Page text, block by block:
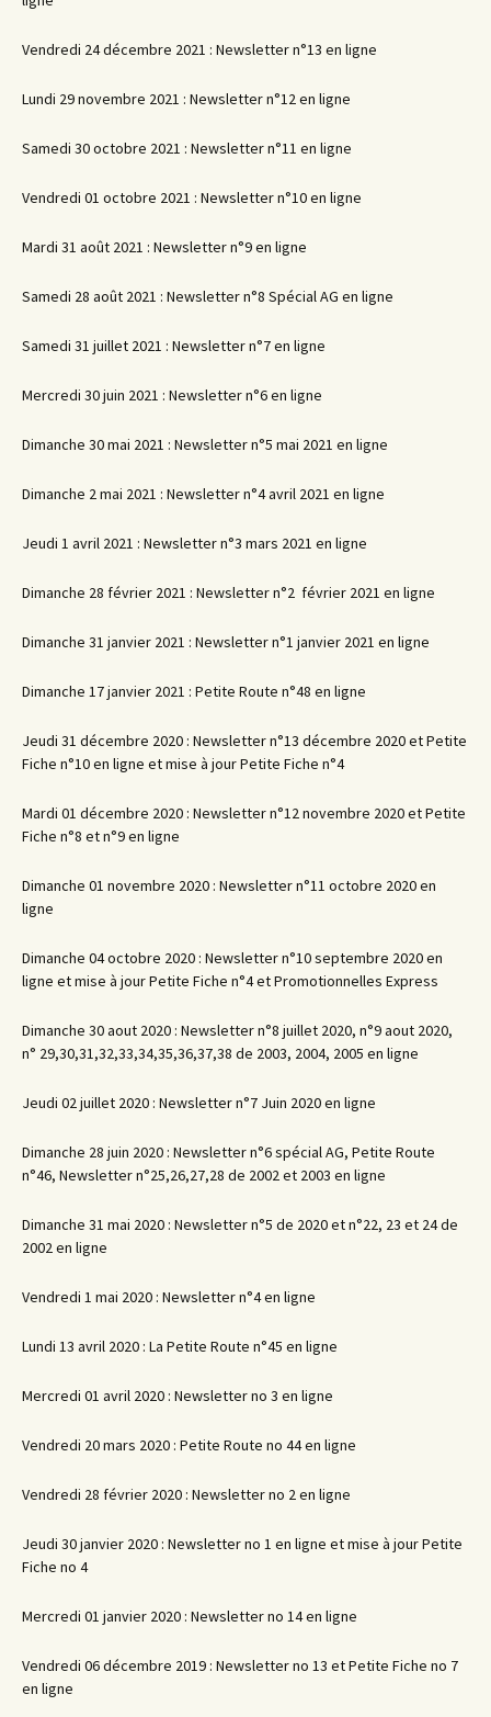
Vendredi 24 décembre 2021 : Newsletter n°13 en ligne
Lundi 29 novembre 2021 : Newsletter n°12 en ligne
Samedi 30 octobre 2021 : Newsletter n°11 en ligne
Vendredi 01 octobre 2021 : Newsletter n°10 en ligne
Mardi 31 août 2021 : Newsletter n°9 en ligne
Samedi 28 août 2021 : Newsletter n°8 Spécial AG en ligne
Samedi 31 juillet 2021 : Newsletter n°7 en ligne
Mercredi 30 juin 2021 : Newsletter n°6 en ligne
Dimanche 30 mai 2021 : Newsletter n°5 mai 2021 en ligne
Dimanche 2 mai 2021 : Newsletter n°4 avril 2021 en ligne
Jeudi 1 avril 2021 : Newsletter n°3 mars 2021 en ligne
Dimanche 28 février 2021 : Newsletter n°2 février 2021 en ligne
Dimanche 31 janvier 2021 : Newsletter n°1 janvier 2021 en ligne
Dimanche 17 janvier 2021 : Petite Route n°48 en ligne
Jeudi 31 décembre 2020 : Newsletter n°13 décembre 2020 et Petite
Fiche n°10 en ligne et mise à jour Petite Fiche n°4
Mardi 01 décembre 2020 : Newsletter n°12 novembre 2020 et Petite
Fiche n°8 et n°9 en ligne
Dimanche 01 novembre 2020 : Newsletter n°11 octobre 2020 en
ligne
Dimanche 04 octobre 2020 : Newsletter n°10 septembre 2020 en
ligne et mise à jour Petite Fiche n°4 et Promotionnelles Express
Dimanche 30 aout 2020 : Newsletter n°8 juillet 2020, n°9 aout 2020,
n° 29,30,31,32,33,34,35,36,37,38 de 2003, 2004, 2005 en ligne
Jeudi 02 juillet 2020 : Newsletter n°7 Juin 2020 en ligne
Dimanche 28 juin 2020 : Newsletter n°6 spécial AG, Petite Route
n°46, Newsletter n°25,26,27,28 de 2002 et 2003 en ligne
Dimanche 31 mai 2020 : Newsletter n°5 de 2020 et n°22, 23 et 24 de
2002 en ligne
Vendredi 1 mai 2020 : Newsletter n°4 en ligne
Lundi 13 avril 2020 : La Petite Route n°45 en ligne
Mercredi 01 avril 2020 : Newsletter no 3 en ligne
Vendredi 20 mars 2020 : Petite Route no 44 en ligne
Vendredi 28 février 2020 : Newsletter no 2 en ligne
Jeudi 30 janvier 2020 : Newsletter no 1 en ligne et mise à jour Petite
Fiche no 4
Mercredi 01 janvier 2020 : Newsletter no 14 en ligne
Vendredi 06 décembre 2019 : Newsletter no 13 et Petite Fiche no 7
en ligne